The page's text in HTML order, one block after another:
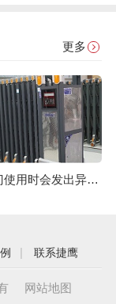
更多
电动伸缩门使用时会发出异响怎么办？
| 联系捷鹰
有 网站地图